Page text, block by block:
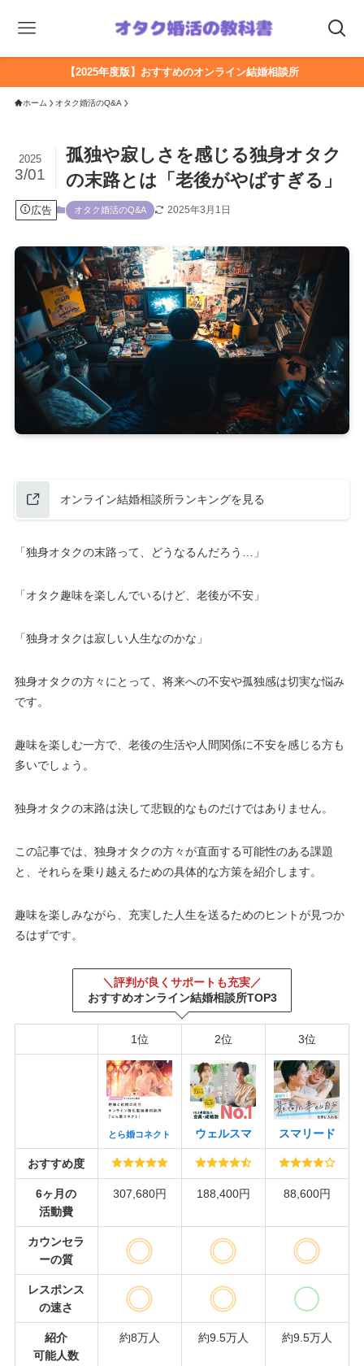
【2025年度版】おすすめのオンライン結婚相談所
ホーム オタク婚活のQ&A
孤独や寂しさを感じる独身オタク
の末路とは「老後がやばすぎる」
2025
3/01
広告 オタク婚活のQ&A 2025年3月1日
オンライン結婚相談所ランキングを見る
「独身オタクの末路って、どうなるんだろう…」
「オタク趣味を楽しんでいるけど、老後が不安」
「独身オタクは寂しい人生なのかな」
独身オタクの方々にとって、将来への不安や孤独感は切実な悩み
です。
趣味を楽しむ一方で、老後の生活や人間関係に不安を感じる方も
多いでしょう。
独身オタクの末路は決して悲観的なものだけではありません。
この記事では、独身オタクの方々が直面する可能性のある課題
と、それらを乗り越えるための具体的な方策を紹介します。
趣味を楽しみながら、充実した人生を送るためのヒントが見つか
るはずです。
＼評判が良くサポートも充実／
おすすめオンライン結婚相談所TOP3
1位 2位 3位
とら婚コネクト ウェルスマ スマリード
おすすめ度
6ヶ月の
活動費
307,680円 188,400円 88,600円
カウンセラ
ーの質
レスポンス
の速さ
紹介
可能人数
約8万人 約9.5万人 約9.5万人